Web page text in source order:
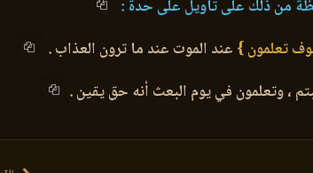
من ذلك على تأويل على حدة :
تعلمون } عند الموت عند ما ترون العذاب .
، وتعلمون في يوم البعث أنه حق يقين .